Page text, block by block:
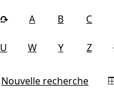
A B C
U W Y Z
Nouvelle recherche